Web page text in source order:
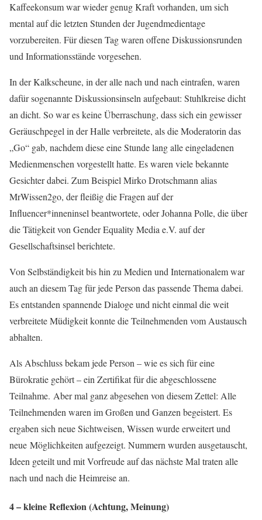
Kaffeekonsum war wieder genug Kraft vorhanden, um sich
mental auf die letzten Stunden der Jugendmedientage
vorzubereiten. Für diesen Tag waren offene Diskussionsrunden
und Informationsstände vorgesehen.
In der Kalkscheune, in der alle nach und nach eintrafen, waren
dafür sogenannte Diskussionsinseln aufgebaut: Stuhlkreise dicht
an dicht. So war es keine Überraschung, dass sich ein gewisser
Geräuschpegel in der Halle verbreitete, als die Moderatorin das
„Go“ gab, nachdem diese eine Stunde lang alle eingeladenen
Medienmenschen vorgestellt hatte. Es waren viele bekannte
Gesichter dabei. Zum Beispiel Mirko Drotschmann alias
MrWissen2go, der fleißig die Fragen auf der
Influencer*inneninsel beantwortete, oder Johanna Polle, die über
die Tätigkeit von Gender Equality Media e.V. auf der
Gesellschaftsinsel berichtete.
Von Selbständigkeit bis hin zu Medien und Internationalem war
auch an diesem Tag für jede Person das passende Thema dabei.
Es entstanden spannende Dialoge und nicht einmal die weit
verbreitete Müdigkeit konnte die Teilnehmenden vom Austausch
abhalten.
Als Abschluss bekam jede Person – wie es sich für eine
Bürokratie gehört – ein Zertifikat für die abgeschlossene
Teilnahme. Aber mal ganz abgesehen von diesem Zettel: Alle
Teilnehmenden waren im Großen und Ganzen begeistert. Es
ergaben sich neue Sichtweisen, Wissen wurde erweitert und
neue Möglichkeiten aufgezeigt. Nummern wurden ausgetauscht,
Ideen geteilt und mit Vorfreude auf das nächste Mal traten alle
nach und nach die Heimreise an.
4 – kleine Reflexion (Achtung, Meinung)